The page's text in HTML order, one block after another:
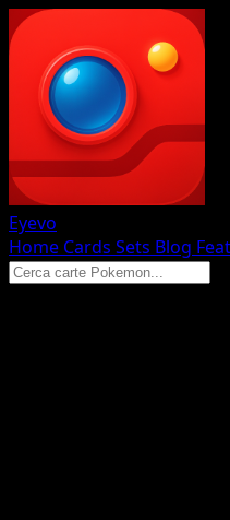
Eyevo
Home Cards Sets Blog